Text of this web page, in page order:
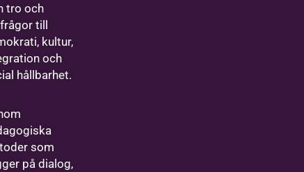
tro och
till
kultur,
och
hållbarhet.
som
på dialog,